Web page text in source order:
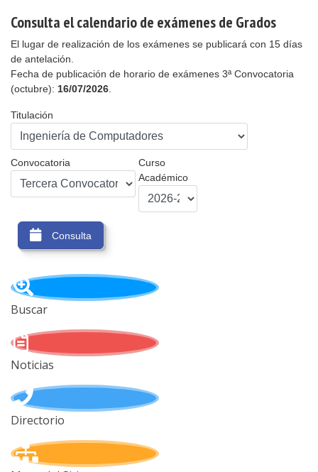
Consulta el calendario de exámenes de Grados
El lugar de realización de los exámenes se publicará con 15 días
de antelación.
Fecha de publicación de horario de exámenes 3ª Convocatoria
(octubre): 16/07/2026
Titulación
Convocatoria
Curso
Académico
Consulta
Buscar
Noticias
Directorio